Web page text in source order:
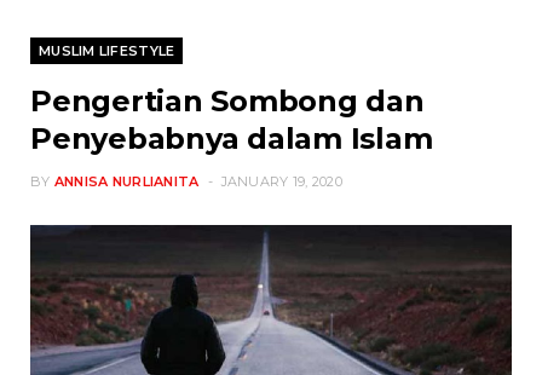
MUSLIM LIFESTYLE
Pengertian Sombong dan
Penyebabnya dalam Islam
BY ANNISA NURLIANITA JANUARY 19, 2020